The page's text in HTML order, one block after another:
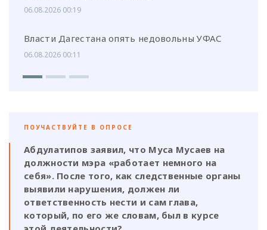
06.08.2026 00:19
Власти Дагестана опять недовольны УФАС
06.08.2026 00:11
ПОУЧАСТВУЙТЕ В ОПРОСЕ
Абдулатипов заявил, что Муса Мусаев на
должности мэра «работает немного на
себя». После того, как следственные органы
выявили нарушения, должен ли
ответственность нести и сам глава,
который, по его же словам, был в курсе